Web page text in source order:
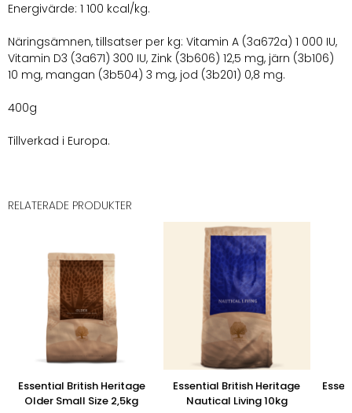
Energivärde: 1 100 kcal/kg.
Näringsämnen, tillsatser per kg: Vitamin A (3a672a) 1 000 IU,
Vitamin D3 (3a671) 300 IU, Zink (3b606) 12,5 mg, järn (3b106)
10 mg, mangan (3b504) 3 mg, jod (3b201) 0,8 mg.
400g
Tillverkad i Europa.
RELATERADE PRODUKTER
Essential British Heritage
Older Small Size 2,5kg
Essential British Heritage
Nautical Living 10kg